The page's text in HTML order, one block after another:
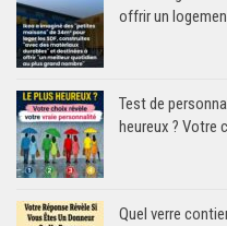
offrir un
Test de
heureux ? Votre
Quel verre